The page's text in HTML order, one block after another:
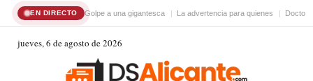
EN DIRECTO Golpe a una gigantesca La advertencia para quienes Doctor
jueves, 6 de agosto de 2026